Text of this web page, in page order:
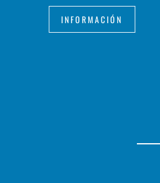
INFORMACIÓN